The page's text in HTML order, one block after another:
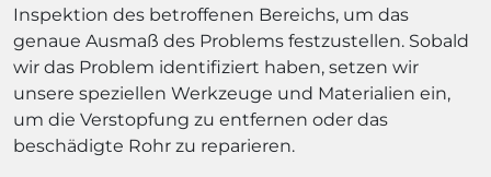
Inspektion des betroffenen Bereichs, um das
genaue Ausmaß des Problems festzustellen. Sobald
wir das Problem identifiziert haben, setzen wir
unsere speziellen Werkzeuge und Materialien ein,
um die Verstopfung zu entfernen oder das
beschädigte Rohr zu reparieren.